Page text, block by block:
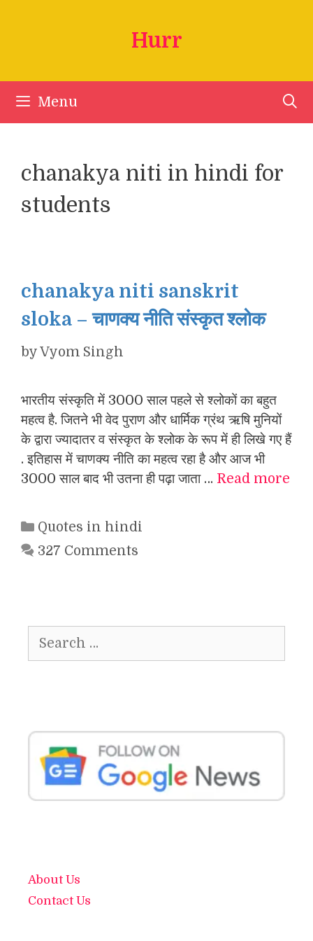
Hurr
Menu
chanakya niti in hindi for
students
chanakya niti sanskrit
sloka – चाणक्य नीति संस्कृत श्लोक
byVyom Singh
भारतीय संस्कृति में 3000 साल पहले से श्लोकों का बहुत
महत्व है. जितने भी वेद पुराण और धार्मिक ग्रंथ ऋषि मुनियों
के द्वारा ज्यादातर व संस्कृत के श्लोक के रूप में ही लिखे गए हैं
. इतिहास में चाणक्य नीति का महत्व रहा है और आज भी
3000 साल बाद भी उतना ही पढ़ा जाता … Read more
Categories
Quotes in hindi
327 Comments
for:
About Us
Contact Us